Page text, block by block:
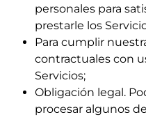
personales para
prestarle los
Para cumplir
contractuales con
Servicios;
Obligación legal.
procesar algunos